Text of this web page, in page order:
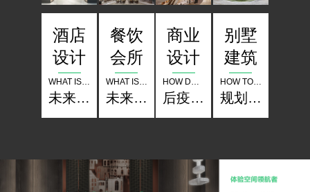
酒店
设计
WHAT IS THE COMPETITION OF HOTELS IN THE FUTURE
未来酒店的竞争是什么？
餐饮
会所
WHAT IS THE COMPETITION OF RESTAURANT THE FUTURE
未来餐厅的竞争是什么？
商业
设计
HOW DO BUSINESSES OPERATE IN THE POST EPIDEMIC PERIOD
后疫情时期商业怎样经营？
别墅
建筑
HOW TO SET UP A CLASSIC IN PLANNING LANDSCAPE ARCHITECTURE
规划 景观 建筑如何树立经典？